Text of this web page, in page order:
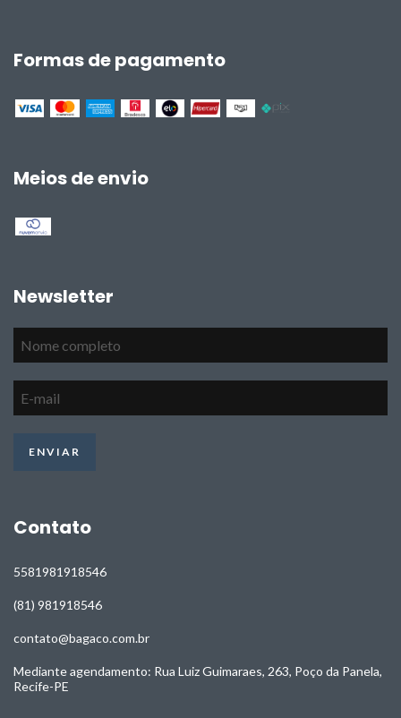
Formas de pagamento
Meios de envio
Newsletter
Contato
5581981918546
(81) 981918546
contato@bagaco.com.br
Mediante agendamento: Rua Luiz Guimaraes, 263, Poço da Panela,
Recife-PE